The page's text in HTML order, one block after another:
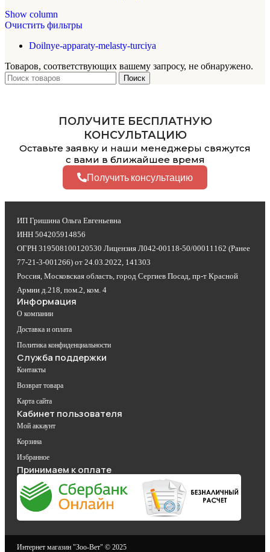
Show column
Очистить фильтры
Doilnye-apparaty-melasty-turciya
Товаров, соответствующих вашему запросу, не обнаружено.
Поиск
ПОЛУЧИТЕ БЕСПЛАТНУЮ
КОНСУЛЬТАЦИЮ
Оставьте заявку и наши менеджеры свяжутся
с вами в ближайшее время
Получить консультацию
ИП Гришина Ольга Евгеньевна
ИНН 504205914856
ОГРН 319508100120530 Лицензия Л042-00118-50/00011162 (Ранее
77-21-3-001266) от 24.03.2022, 141303
Россия, Московская область, город Сергиев Посад, пр-т Красной
Армии д.218, пом.2, ком. 4
Информация
О компании
Доставка и оплата
Политика конфиденциальности
Служба поддержки
Контакты
Возврат товара
Карта сайта
Кабинет пользователя
Мой аккаунт
Корзина
Избранное
Принимаем к оплате
Интернет магазин "Зоо-Вет" © 2025